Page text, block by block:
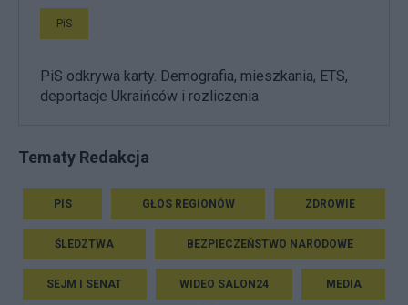
PiS
PiS odkrywa karty. Demografia, mieszkania, ETS,
deportacje Ukraińców i rozliczenia
Tematy Redakcja
PIS GŁOS REGIONÓW ZDROWIE
ŚLEDZTWA BEZPIECZEŃSTWO NARODOWE
SEJM I SENAT WIDEO SALON24 MEDIA